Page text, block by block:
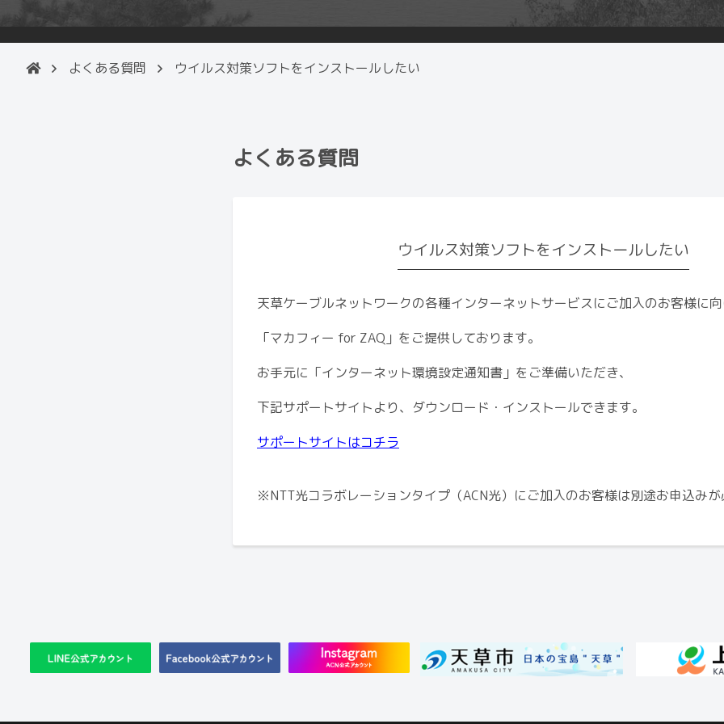
よくある質問 ウイルス対策ソフトをインストールしたい
よくある質問
ウイルス対策ソフトをインストールしたい
天草ケーブルネットワークの各種インターネットサービスにご加入のお客様に
「マカフィー for ZAQ」をご提供しております。
お手元に「インターネット環境設定通知書」をご準備いただき、
下記サポートサイトより、ダウンロード・インストールできます。
サポートサイトはコチラ
※NTT光コラボレーションタイプ（ACN光）にご加入のお客様は別途お申込み